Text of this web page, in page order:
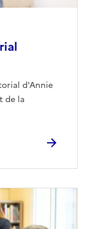
d'Annie
de la